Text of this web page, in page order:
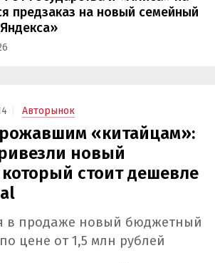
предзаказ на новый семейный
Авторынок
«китайцам»:
новый
стоит дешевле
в продаже новый бюджетный
цене от 1,5 млн рублей